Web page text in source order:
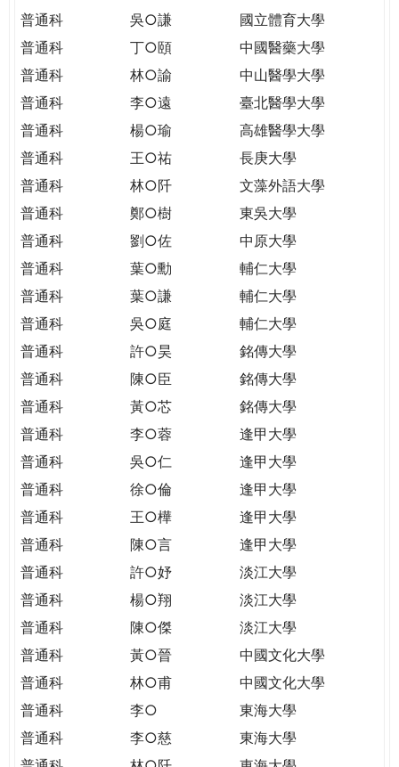
民。
WAGOR
TODAY
THE
WORLD
TOMORROW
PUTTING
YOU
THE
PATH
CITIZENSHIP
普通科
吳○謙
國立體育大學
普通科
丁○頤
中國醫藥大學
普通科
林○諭
中山醫學大學
普通科
李○遠
臺北醫學大學
普通科
楊○瑜
高雄醫學大學
普通科
王○祐
長庚大學
普通科
林○阡
文藻外語大學
普通科
鄭○樹
東吳大學
普通科
劉○佐
中原大學
普通科
葉○勳
輔仁大學
普通科
葉○謙
輔仁大學
普通科
吳○庭
輔仁大學
普通科
許○昊
銘傳大學
普通科
陳○臣
銘傳大學
普通科
黃○芯
銘傳大學
普通科
李○蓉
逢甲大學
普通科
吳○仁
逢甲大學
普通科
徐○倫
逢甲大學
普通科
王○樺
逢甲大學
普通科
陳○言
逢甲大學
普通科
許○妤
淡江大學
普通科
楊○翔
淡江大學
普通科
陳○傑
淡江大學
普通科
黃○晉
中國文化大學
普通科
林○甫
中國文化大學
普通科
李○
東海大學
普通科
李○慈
東海大學